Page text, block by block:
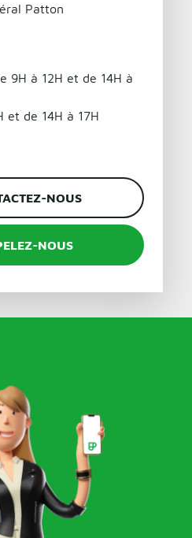
Patton
9H à 12H et de 14H à
et de 14H à 17H
NOUS
NOUS